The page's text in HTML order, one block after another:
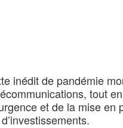
inédit de pandémie
tout
et de la mise